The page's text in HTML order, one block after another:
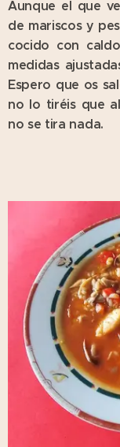
Aunque el que
de mariscos y
cocido con
medidas
Espero que os
no lo tiréis que
no se tira nada.